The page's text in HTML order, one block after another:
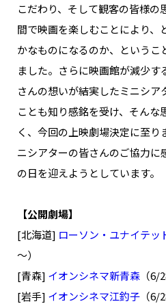
こだわり、そして観客の皆様の
間で映画を楽しむことにより、
かなものになるのか、というこ
ました。さらに映画館が減少
さんの想いが結実したミニシア
ことも知り感銘を受け、そんな
く、今回の上映劇場決定に至り
ニシアターの皆さんのご協力に
の日を迎えようとしています。
【公開劇場】
[北海道] ローソン・ユナイテッ
～）
[青森] イオンシネマ新青森 （6/
[岩手] イオンシネマ江釣子 （6/